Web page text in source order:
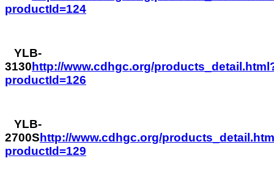
productId=124
YLB-
3130http://www.cdhgc.org/
productId=126
YLB-
2700Shttp://www.cdhgc.org/
productId=129